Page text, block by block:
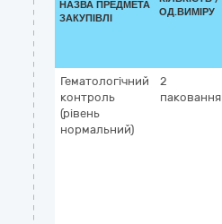
НАЗВА ПРЕДМЕТА
ЗАКУПІВЛІ
ОД.ВИМІРУ
Гематологічний
контроль
(рівень
нормальний)
2
паковання